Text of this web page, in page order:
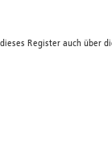
Register auch über